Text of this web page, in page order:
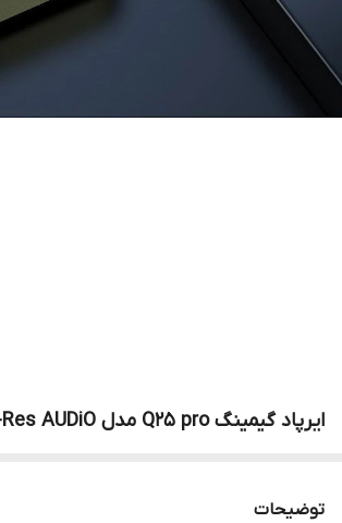
ایرپاد گیمینگ Q25 pro مدل Hi-Res AUDiO
توضیحات